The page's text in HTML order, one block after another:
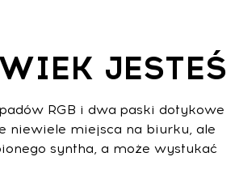
JESTEŚ
RGB i dwa paski dotykowe
niewiele miejsca na biurku, ale
syntha, a może wystukać